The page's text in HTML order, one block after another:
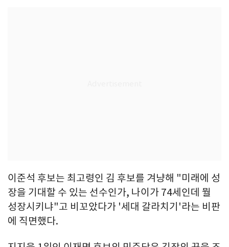
이준석 후보는 최고령인 김 후보를 겨냥해 "미래에 성
장을 기대할 수 있는 선수인가, 나이가 74세인데 뭘
성장시키냐"고 비꼬았다가 '세대 갈라치기'라는 비판
에 직면했다.